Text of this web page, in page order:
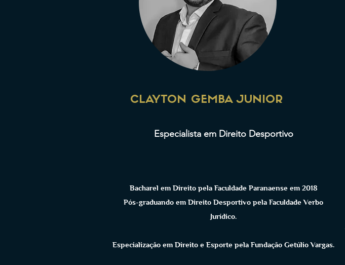
CLAYTON GEMBA JUNIOR
Especialista em Direito Desportivo
Bacharel em Direito pela Faculdade Paranaense em 2018
Pós-graduando em Direito Desportivo pela Faculdade Verbo
Jurídico.
Especialização em Direito e Esporte pela Fundação Getúlio Vargas.